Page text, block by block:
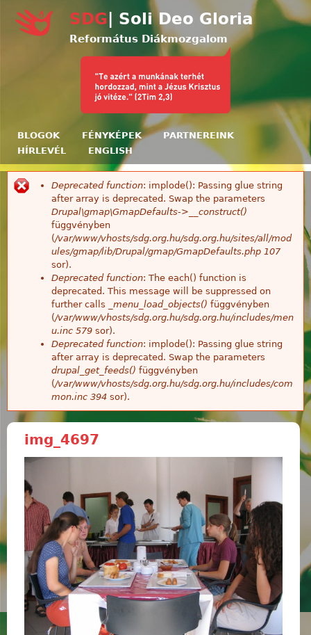
Ugrás a tartalomra
SDG | Soli Deo Gloria
Református Diákmozgalom
BLOGOK FÉNYKÉPEK
PARTNEREINK
HÍRLEVÉL
ENGLISH
Hibaüzenet
Deprecated function: implode(): Passing glue string
after array is deprecated. Swap the parameters
Drupal\gmap\GmapDefaults->__construct()
függvényben
(/var/www/vhosts/sdg.org.hu/sdg.org.hu/sites/all/mod
ules/gmap/lib/Drupal/gmap/GmapDefaults.php 107
sor).
Deprecated function: The each() function is
deprecated. This message will be suppressed on
further calls
_menu_load_objects() függvényben
(/var/www/vhosts/sdg.org.hu/sdg.org.hu/includes/men
u.inc 579 sor).
Deprecated function: implode(): Passing glue string
after array is deprecated. Swap the parameters
drupal_get_feeds() függvényben
(/var/www/vhosts/sdg.org.hu/sdg.org.hu/includes/com
mon.inc 394 sor).
img_4697